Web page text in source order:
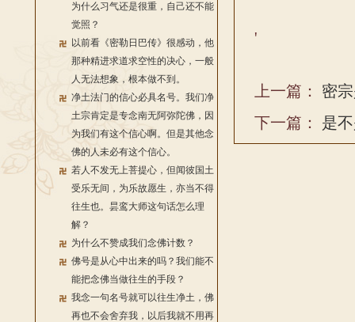
为什么习气还是很重，自己还不能
觉照？
以前看《密勒日巴传》很感动，他
那种精进求道求空性的决心，一般
人无法想象，根本做不到。
净土法门的信心必具名号。我们净
土宗肯定是专念南无阿弥陀佛，因
为我们有这个信心啊。但是其他念
佛的人未必有这个信心。
若人不发无上菩提心，但闻彼国土
受乐无间，为乐故愿生，亦当不得
往生也。昙鸾大师这句话怎么理
解？
为什么不赞成我们念佛计数？
佛号是从心中出来的吗？我们能不
能把念佛当做往生的手段？
我念一句名号就可以往生净土，佛
再也不会舍弃我，以后我就不用再
'
上一篇： 密
下一篇： 是